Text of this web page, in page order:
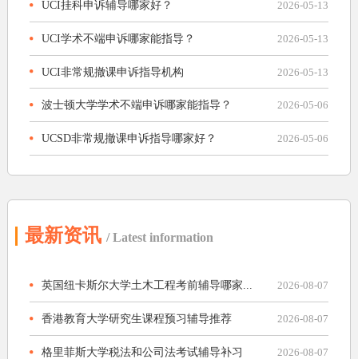
UCI挂科申诉辅导哪家好？ 2026-05-13
UCI学术不端申诉哪家能指导？ 2026-05-13
UCI非常规撤课申诉指导机构 2026-05-13
波士顿大学学术不端申诉哪家能指导？ 2026-05-06
UCSD非常规撤课申诉指导哪家好？ 2026-05-06
最新资讯 / Latest information
英国纽卡斯尔大学土木工程考前辅导哪家... 2026-08-07
香港教育大学研究生课程预习辅导推荐 2026-08-07
格里菲斯大学税法和公司法考试辅导补习 2026-08-07